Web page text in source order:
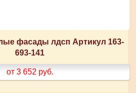
фасады лдсп Артикул 163-
693-141
от 3 652 руб.